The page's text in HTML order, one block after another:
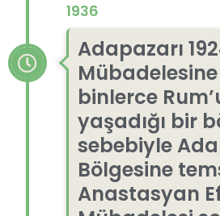
1936
Adapazarı
binlerce
yaşadığı bir
sebebiyle
Bölgesine
Anastasyan